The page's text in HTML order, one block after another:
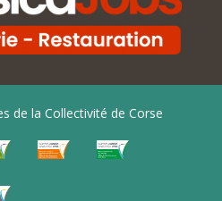
de la Collectivité de Corse